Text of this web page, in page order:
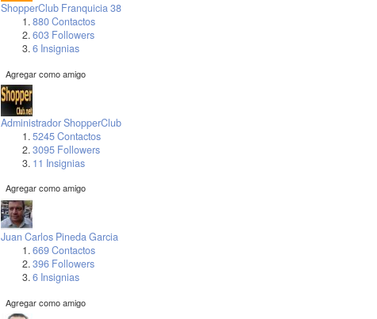
ShopperClub Franquicia 38
880 Contactos
603 Followers
6 Insignias
Agregar como amigo
Administrador ShopperClub
5245 Contactos
3095 Followers
11 Insignias
Agregar como amigo
Juan Carlos Pineda Garcia
669 Contactos
396 Followers
6 Insignias
Agregar como amigo